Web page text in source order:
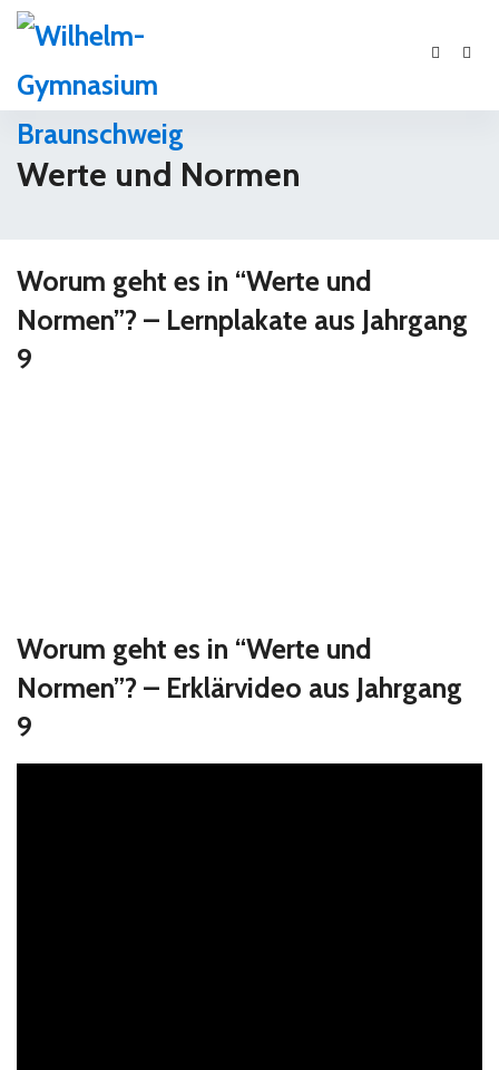
Werte und Normen
Worum geht es in “Werte und
Normen”? – Lernplakate aus Jahrgang
9
Worum geht es in “Werte und
Normen”? – Erklärvideo aus Jahrgang
9